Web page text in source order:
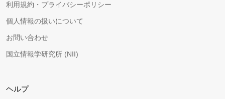
利用規約・プライバシーポリシー
個人情報の扱いについて
お問い合わせ
国立情報学研究所 (NII)
ヘルプ